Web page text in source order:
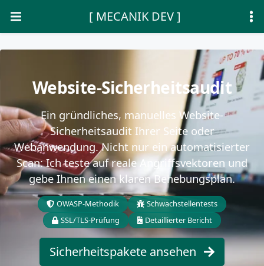
[ MECANIK DEV ]
Website-Sicherheitsaudit
Ein gründliches, manuelles Website-
Sicherheitsaudit Ihrer Seite oder
Webanwendung. Nicht nur ein automatisierter
Scan: Ich teste auf reale Angriffsvektoren und
gebe Ihnen einen klaren Behebungsplan.
OWASP-Methodik
Schwachstellentests
SSL/TLS-Prüfung
Detaillierter Bericht
Sicherheitspakete ansehen